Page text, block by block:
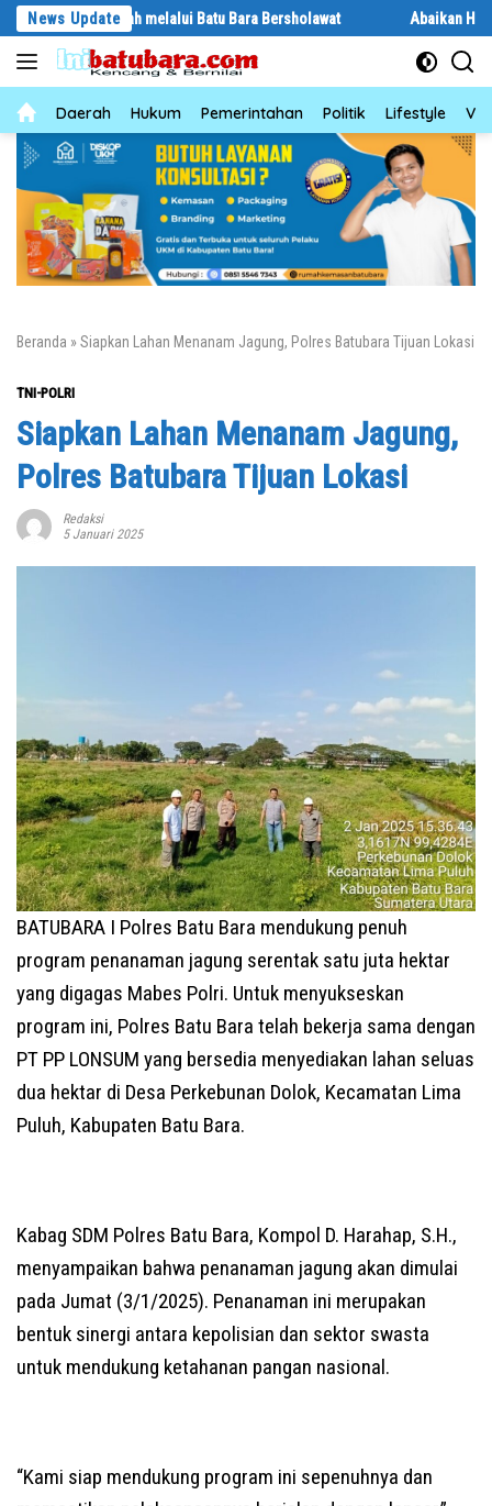
Langsung
konten
News Update
melalui Batu Bara Bersholawat Abaikan Hari Libur,
NewsDaerah Hukum Pemerintahan Politik Lifestyle
Beranda » Siapkan Lahan Menanam Jagung, Polres Batubara Tijuan Lokasi
TNI-POLRI
Siapkan Lahan Menanam Jagung,
Polres Batubara Tijuan Lokasi
Redaksi
5 Januari 2025
BATUBARA I Polres Batu Bara mendukung penuh
program penanaman jagung serentak satu juta hektar
yang digagas Mabes Polri. Untuk menyukseskan
program ini, Polres Batu Bara telah bekerja sama dengan
PT PP LONSUM yang bersedia menyediakan lahan seluas
dua hektar di Desa Perkebunan Dolok, Kecamatan Lima
Puluh, Kabupaten Batu Bara.
Kabag SDM Polres Batu Bara, Kompol D. Harahap, S.H.,
menyampaikan bahwa penanaman jagung akan dimulai
pada Jumat (3/1/2025). Penanaman ini merupakan
bentuk sinergi antara kepolisian dan sektor swasta
untuk mendukung ketahanan pangan nasional.
“Kami siap mendukung program ini sepenuhnya dan